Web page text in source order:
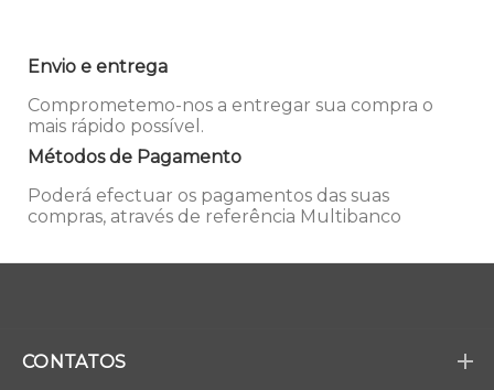
Envio e entrega
Comprometemo-nos a entregar sua compra o
mais rápido possível.
Métodos de Pagamento
Poderá efectuar os pagamentos das suas
compras, através de referência Multibanco
CONTATOS